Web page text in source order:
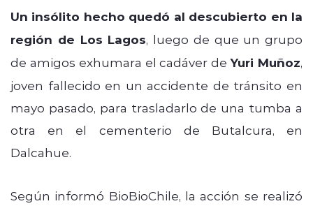
Un insólito hecho quedó al descubierto en la
región de Los Lagos, luego de que un grupo
de amigos exhumara el cadáver deYuri Muñoz,
joven fallecido en un accidente de tránsito en
mayo pasado, para trasladarlo de una tumba a
otra en el cementerio de Butalcura, en
Dalcahue.
Según informó BioBioChile, la acción se realizó